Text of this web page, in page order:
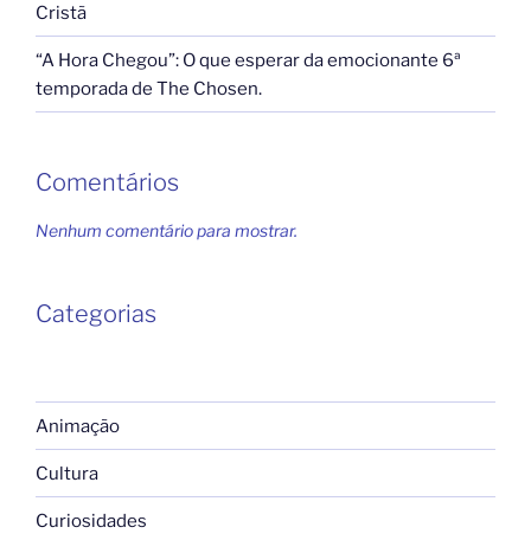
Cristã
“A Hora Chegou”: O que esperar da emocionante 6ª
temporada de The Chosen.
Comentários
Nenhum comentário para mostrar.
Categorias
Animação
Cultura
Curiosidades